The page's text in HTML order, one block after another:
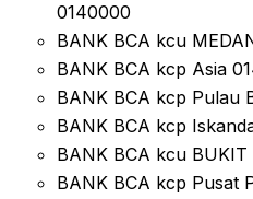
0140000
BANK BCA kcu
BANK BCA kcp Asia
BANK BCA kcp Pulau
BANK BCA kcp
BANK BCA kcu
BANK BCA kcp Pusat